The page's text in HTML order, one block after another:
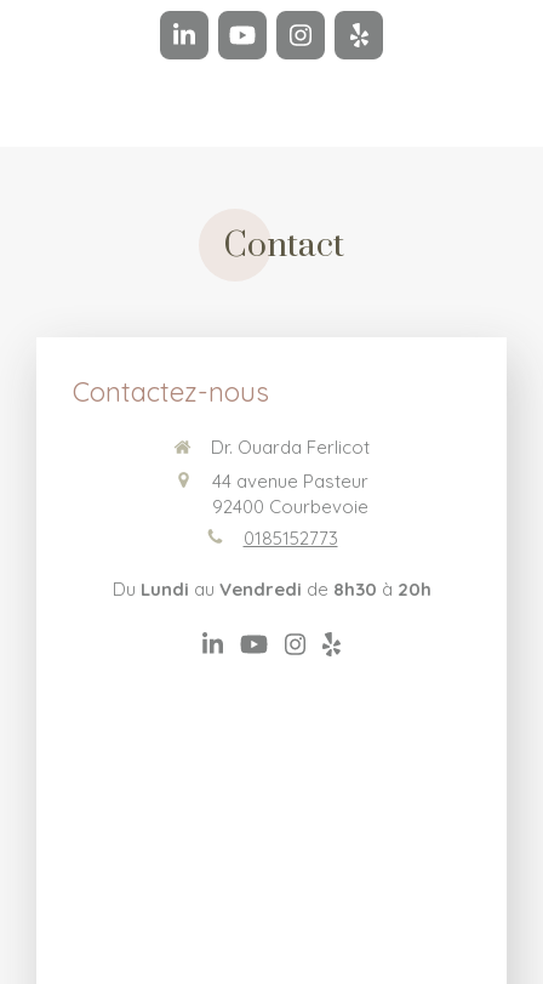
Contact
Contactez-nous
Dr. Ouarda Ferlicot
44 avenue Pasteur
92400 Courbevoie
0185152773
Du Lundi au Vendredi de 8h30 à 20h